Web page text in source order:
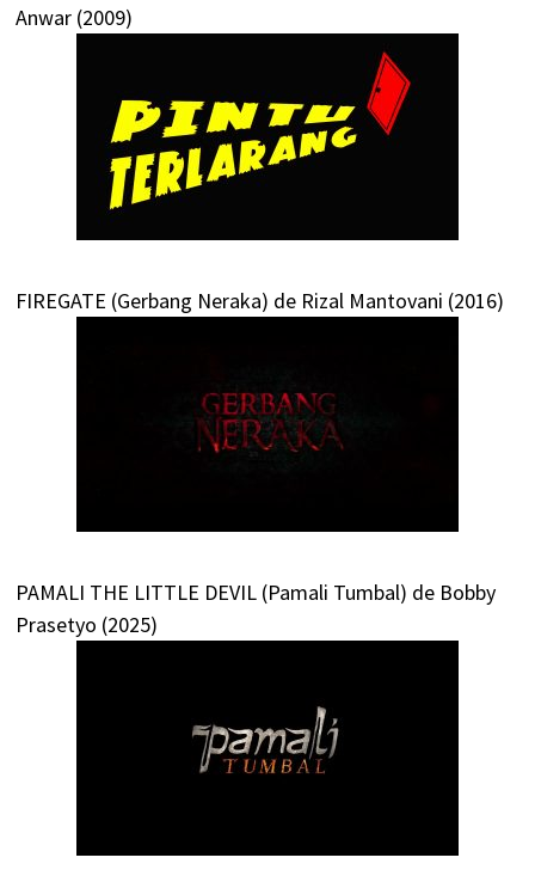
Anwar (2009)
FIREGATE (Gerbang Neraka) de Rizal Mantovani (2016)
PAMALI THE LITTLE DEVIL (Pamali Tumbal) de Bobby
Prasetyo (2025)